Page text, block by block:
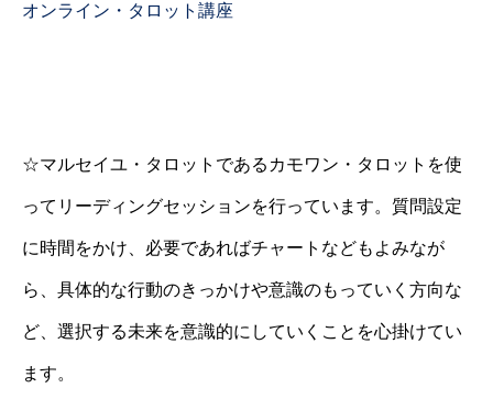
オンライン・タロット講座
☆マルセイユ・タロットであるカモワン・タロットを使
ってリーディングセッションを行っています。質問設定
に時間をかけ、必要であればチャートなどもよみなが
ら、具体的な行動のきっかけや意識のもっていく方向な
ど、選択する未来を意識的にしていくことを心掛けてい
ます。